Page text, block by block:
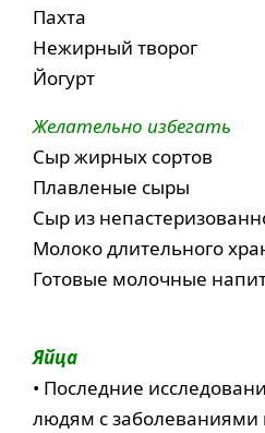
Пахта
Нежирный творог
Йогурт
Желательно избегать
Сыр жирных сортов
Плавленые сыры
Сыр из
Молоко длительного
Готовые молочные
Яйца
• Последние
людям с